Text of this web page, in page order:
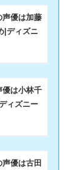
声優は加藤
|ディズニ
優は小林千
ィズニー
声優は古田